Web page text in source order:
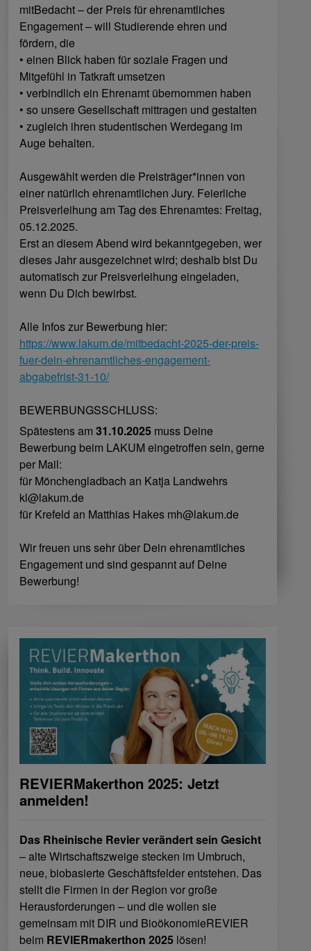
mitBedacht – der Preis für ehrenamtliches
Engagement – will Studierende ehren und
fördern, die
• einen Blick haben für soziale Fragen und
Mitgefühl in Tatkraft umsetzen
• verbindlich ein Ehrenamt übernommen haben
• so unsere Gesellschaft mittragen und gestalten
• zugleich ihren studentischen Werdegang im
Auge behalten.
Ausgewählt werden die Preisträger*innen von
einer natürlich ehrenamtlichen Jury. Feierliche
Preisverleihung am Tag des Ehrenamtes: Freitag,
05.12.2025.
Erst an diesem Abend wird bekanntgegeben, wer
dieses Jahr ausgezeichnet wird; deshalb bist Du
automatisch zur Preisverleihung eingeladen,
wenn Du Dich bewirbst.
Alle Infos zur Bewerbung hier:
https://www.lakum.de/mitbedacht-2025-der-preis-
fuer-dein-ehrenamtliches-engagement-
abgabefrist-31-10/
BEWERBUNGSSCHLUSS:
Spätestens am 31.10.2025 muss Deine
Bewerbung beim LAKUM eingetroffen sein, gerne
per Mail:
für Mönchengladbach an Katja Landwehrs
kl@lakum.de
für Krefeld an Matthias Hakes mh@lakum.de
Wir freuen uns sehr über Dein ehrenamtliches
Engagement und sind gespannt auf Deine
Bewerbung!
REVIERMakerthon 2025: Jetzt
anmelden!
Das Rheinische Revier verändert sein Gesicht
– alte Wirtschaftszweige stecken im Umbruch,
neue, biobasierte Geschäftsfelder entstehen. Das
stellt die Firmen in der Region vor große
Herausforderungen – und die wollen sie
gemeinsam mit DIR und BioökonomieREVIER
beim REVIERmakerthon 2025 lösen!